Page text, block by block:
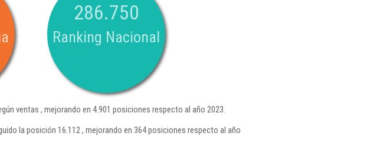
286.750
Ranking Nacional
ventas , mejorando en 4.901 posiciones respecto al año 2023.
la posición 16.112 , mejorando en 364 posiciones respecto al año